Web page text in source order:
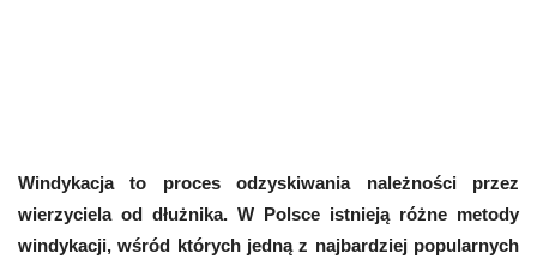
Windykacja to proces odzyskiwania należności przez
wierzyciela od dłużnika. W Polsce istnieją różne metody
windykacji, wśród których jedną z najbardziej popularnych